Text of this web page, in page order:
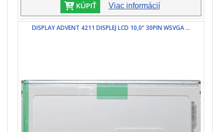
KÚPIŤ Viac informácií
DISPLAY ADVENT 4211 DISPLEJ LCD 10,0“ 30PIN WSVGA ...